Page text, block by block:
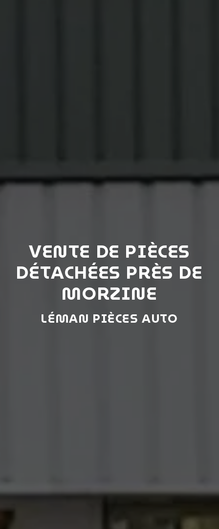
VENTE DE PIÈCES
DÉTACHÉES PRÈS DE
MORZINE
LÉMAN PIÈCES AUTO